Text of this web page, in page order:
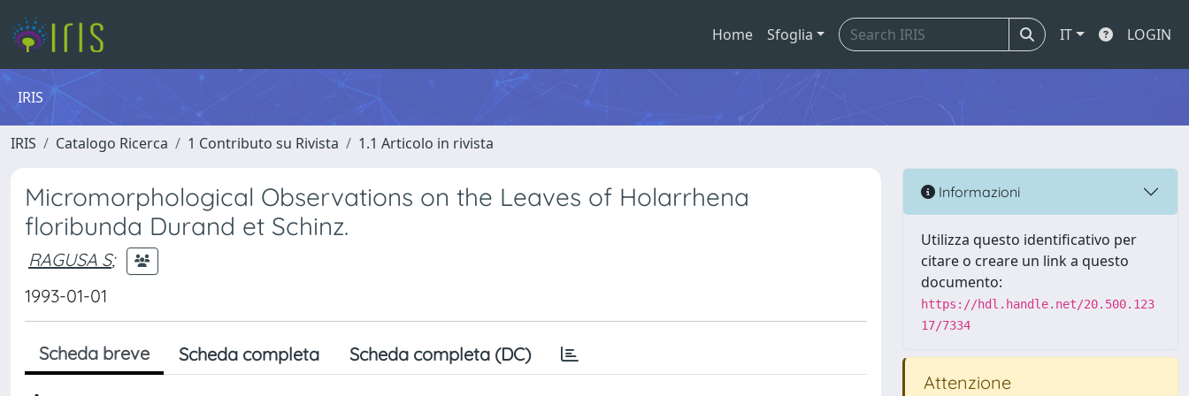
Home Sfoglia IT LOGIN
IRIS
IRIS Catalogo Ricerca 1 Contributo su Rivista 1.1 Articolo in rivista
Micromorphological Observations on the Leaves of Holarrhena
floribunda Durand et Schinz.
RAGUSA S;
1993-01-01
Scheda breve Scheda completa Scheda completa (DC)
Informazioni
Utilizza questo identificativo per
citare o creare un link a questo
documento:
https://hdl.handle.net/20.500.123
17/7334
Attenzione